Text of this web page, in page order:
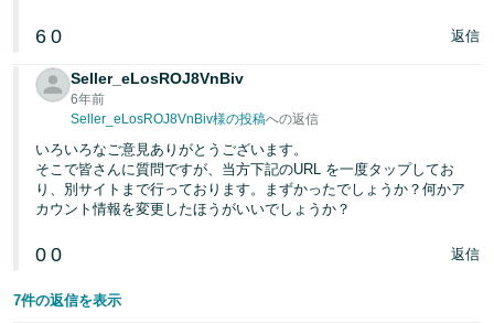
6 0 返信
Seller_eLosROJ8VnBiv
6年前
Seller_eLosROJ8VnBiv様の投稿への返信
いろいろなご意見ありがとうございます。
そこで皆さんに質問ですが、当方下記のURL を一度タップしてお
り、別サイトまで行っております。まずかったでしょうか？何かア
カウント情報を変更したほうがいいでしょうか？
0 0 返信
7件の返信を表示